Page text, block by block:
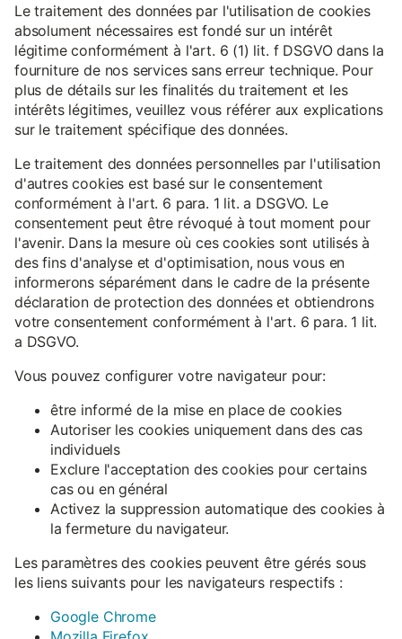
Le traitement des données par l'utilisation de cookies
absolument nécessaires est fondé sur un intérêt
légitime conformément à l'art. 6 (1) lit. f DSGVO dans la
fourniture de nos services sans erreur technique. Pour
plus de détails sur les finalités du traitement et les
intérêts légitimes, veuillez vous référer aux explications
sur le traitement spécifique des données.
Le traitement des données personnelles par l'utilisation
d'autres cookies est basé sur le consentement
conformément à l'art. 6 para. 1 lit. a DSGVO. Le
consentement peut être révoqué à tout moment pour
l'avenir. Dans la mesure où ces cookies sont utilisés à
des fins d'analyse et d'optimisation, nous vous en
informerons séparément dans le cadre de la présente
déclaration de protection des données et obtiendrons
votre consentement conformément à l'art. 6 para. 1 lit.
a DSGVO.
Vous pouvez configurer votre navigateur pour:
être informé de la mise en place de cookies
Autoriser les cookies uniquement dans des cas
individuels
Exclure l'acceptation des cookies pour certains
cas ou en général
Activez la suppression automatique des cookies à
la fermeture du navigateur.
Les paramètres des cookies peuvent être gérés sous
les liens suivants pour les navigateurs respectifs :
Google Chrome